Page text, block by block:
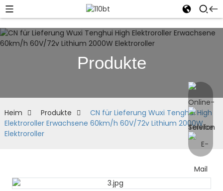
Produkte
Heim Produkte
CN für Lieferung Wuxi Tenghui High
Elektroroller Erwachsene 60km/h 60V/72v Lithium 2000W
Elektroroller